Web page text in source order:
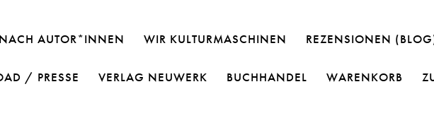
AUTOR*INNEN WIR KULTURMASCHINEN REZENSIONEN
/ PRESSE VERLAG NEUWERK BUCHHANDEL WARENKORB